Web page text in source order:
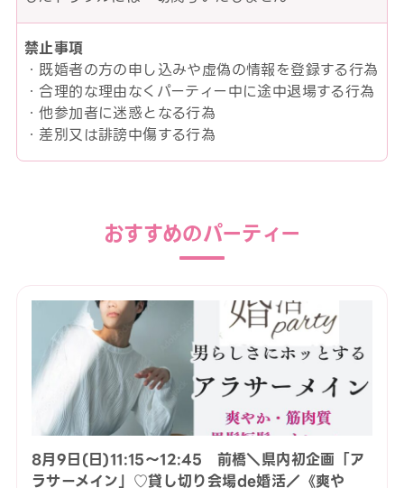
禁止事項
・既婚者の方の申し込みや虚偽の情報を登録する行為
・合理的な理由なくパーティー中に途中退場する行為
・他参加者に迷惑となる行為
・差別又は誹謗中傷する行為
おすすめのパーティー
8月9日(日)11:15〜12:45 前橋＼県内初企画「ア
ラサーメイン」♡貸し切り会場de婚活／《爽や